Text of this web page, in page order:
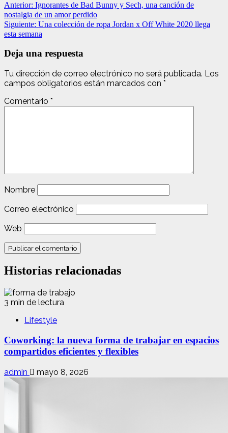
Navegación
de
entradas
Anterior: Ignorantes de Bad Bunny y Sech, una canción de
nostalgia de un amor perdido
Siguiente: Una colección de ropa Jordan x Off White 2020 llega
esta semana
Deja una respuesta
Tu dirección de correo electrónico no será publicada. Los
campos obligatorios están marcados con *
Comentario *
Nombre
Correo electrónico
Web
Historias relacionadas
3 min de lectura
Lifestyle
Coworking: la nueva forma de trabajar en espacios
compartidos eficientes y flexibles
admin mayo 8, 2026